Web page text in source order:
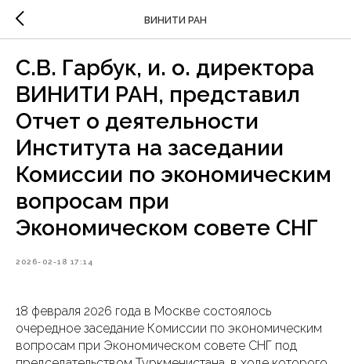
ВИНИТИ РАН
С.В. Гарбук, и. о. директора
ВИНИТИ РАН, представил
Отчет о деятельности
Института на заседании
Комиссии по экономическим
вопросам при
Экономическом совете СНГ
2026-02-18 17:14
18 февраля 2026 года в Москве состоялось
очередное заседание Комиссии по экономическим
вопросам при Экономическом совете СНГ под